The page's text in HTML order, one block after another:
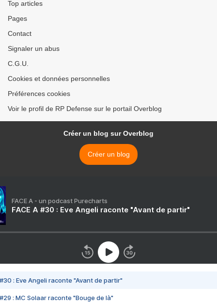
Top articles
Pages
Contact
Signaler un abus
C.G.U.
Cookies et données personnelles
Préférences cookies
Voir le profil de RP Defense sur le portail Overblog
Créer un blog sur Overblog
Créer un blog
FACE A - un podcast Purecharts
FACE A #30 : Eve Angeli raconte "Avant de partir"
#30 : Eve Angeli raconte "Avant de partir"
#29 : MC Solaar raconte "Bouge de là"